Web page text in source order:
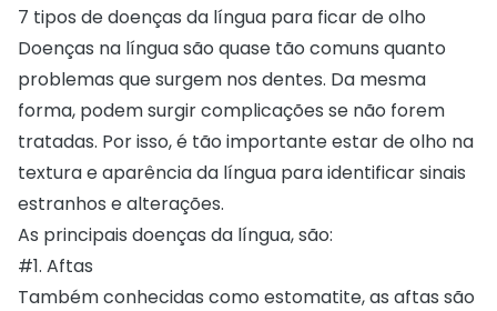
7 tipos de doenças da língua para ficar de olho
Doenças na língua são quase tão comuns quanto
problemas que surgem nos dentes. Da mesma
forma, podem surgir complicações se não forem
tratadas. Por isso, é tão importante estar de olho na
textura e aparência da língua para identificar sinais
estranhos e alterações.
As principais doenças da língua, são:
#1. Aftas
Também conhecidas como estomatite, as aftas são